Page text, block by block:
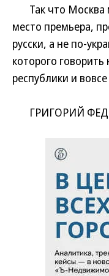
Так что Москва
место премьера,
русски, а не по-
которого
республики и
ГРИГОРИЙ